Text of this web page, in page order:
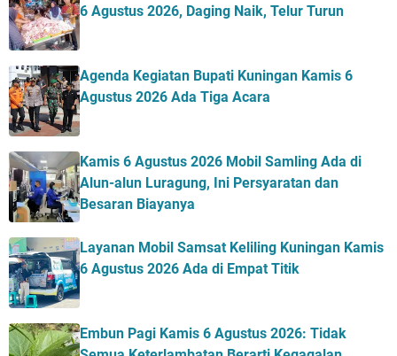
6 Agustus 2026, Daging Naik, Telur Turun
Agenda Kegiatan Bupati Kuningan Kamis 6
Agustus 2026 Ada Tiga Acara
Kamis 6 Agustus 2026 Mobil Samling Ada di
Alun-alun Luragung, Ini Persyaratan dan
Besaran Biayanya
Layanan Mobil Samsat Keliling Kuningan Kamis
6 Agustus 2026 Ada di Empat Titik
Embun Pagi Kamis 6 Agustus 2026: Tidak